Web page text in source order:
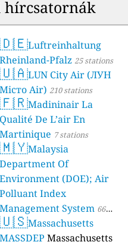
🇩🇪Luftreinhaltung
Rheinland-Pfalz 25 stations
🇺🇦LUN City Air (ЛУН
Місто Air) 210 stations
🇫🇷Madininair La
Qualité De L’air En
Martinique 7 stations
🇲🇾Malaysia
Department Of
Environment (DOE); Air
Polluant Index
Management System 66
stations
🇺🇸Massachusetts
MASSDEP Massachusetts